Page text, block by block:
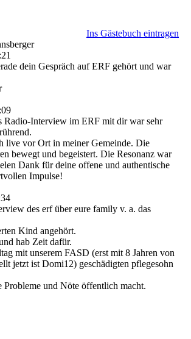
Ins Gästebuch eintragen
dein Gespräch auf ERF gehört und war
Radio-Interview im ERF mit dir war sehr
live vor Ort in meiner Gemeinde. Die
bewegt und begeistert. Die Resonanz war
Dank für deine offene und authentische
Impulse!
des erf über eure family v. a. das
Kind angehört.
hab Zeit dafür.
mit unserem FASD (erst mit 8 Jahren von
jetzt ist Domi12) geschädigten pflegesohn
Probleme und Nöte öffentlich macht.